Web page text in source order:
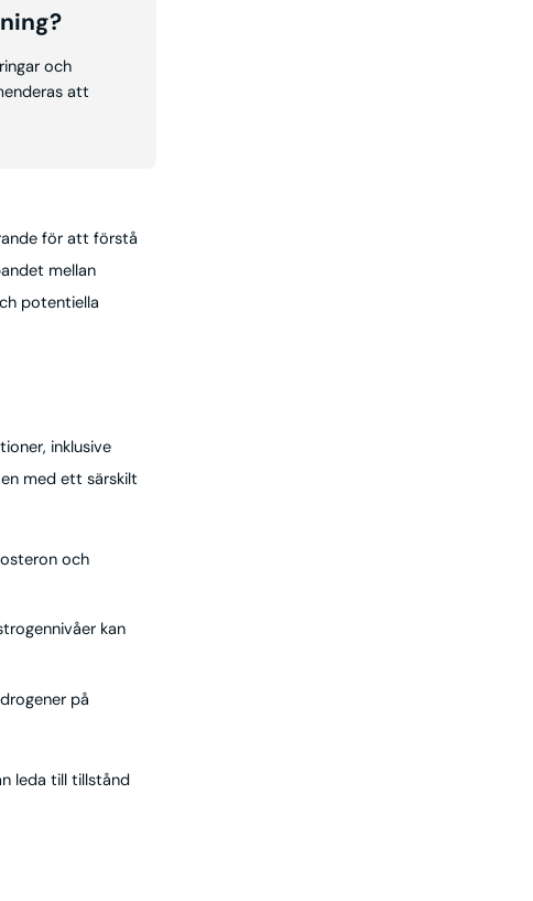
och
att
för att förstå
mellan
potentiella
inklusive
med ett särskilt
och
kan
på
leda till tillstånd